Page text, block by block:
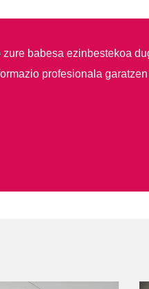
zure babesa ezinbestekoa
profesionala garatzen